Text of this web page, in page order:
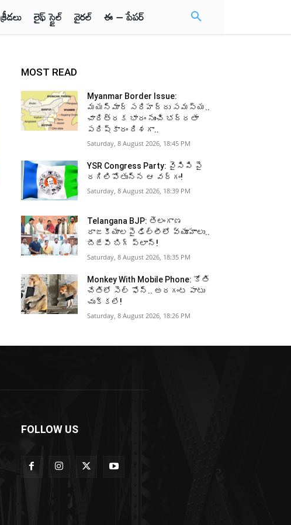
క్రీడలు లైఫ్ స్టైల్ వైరల్ ఈ – పేపర్
MOST READ
Myanmar Border Issue:
మయన్మార్‌ సరిహద్దు సమస్య..
చారిత్రక భారం నుంచి భద్రతా
పరిష్కారం దిశగా..
Saturday, 8 August 2026, 18:45 PM
YSR Congress Party: వైసిపి పై
రగిలిపోతున్న ఆ వర్గం!
Saturday, 8 August 2026, 18:39 PM
Telangana BJP: తెలంగాణ
రాజకీయాలపై ఢిల్లీలో వ్యూహాలు..
బీజేపీ బిగ్‌ ప్లాన్‌!
Saturday, 8 August 2026, 18:35 PM
Monkey With Mobile Phone: కోతి
చేతిలో సెల్ ఫోన్.. అరగంట పాటు
చుక్కలే!
Saturday, 8 August 2026, 18:26 PM
FOLLOW US